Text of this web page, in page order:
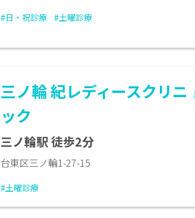
#日・祝診療 #土曜診療
三ノ輪 紀レディースクリニ
ック
三ノ輪駅 徒歩2分
台東区三ノ輪1-27-15
#土曜診療